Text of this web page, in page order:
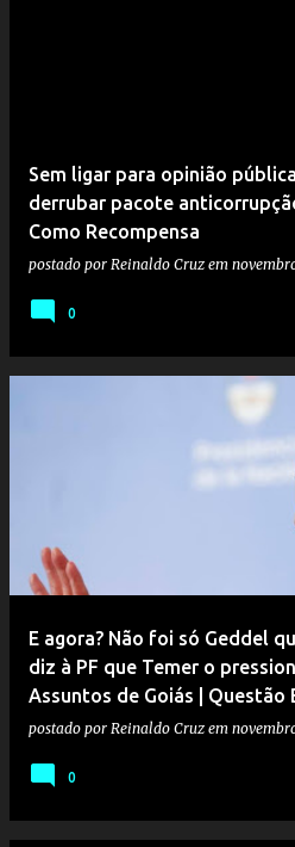
Sem ligar para opinião
derrubar pacote
Como Recompensa
postado por Reinaldo Cruz em
0
E agora? Não foi só Geddel
diz à PF que Temer o
Assuntos de Goiás | Questão
postado por Reinaldo Cruz em
0